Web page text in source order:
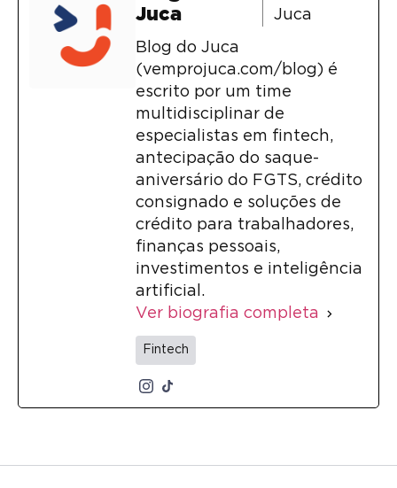
Juca
Juca
Blog do Juca
(vemprojuca.com/blog) é
escrito por um time
multidisciplinar de
especialistas em fintech,
antecipação do saque-
aniversário do FGTS, crédito
consignado e soluções de
crédito para trabalhadores,
finanças pessoais,
investimentos e inteligência
artificial.
Ver biografia completa
Fintech